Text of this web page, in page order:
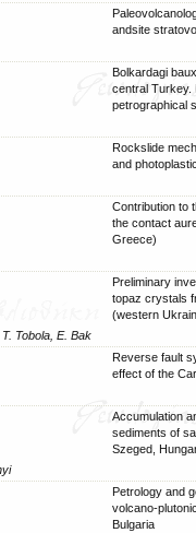
andsite
Bolkardagi
central Turkey.
petrographical
Rockslide
and
Contribution to
the contact
Greece)
Preliminary
topaz crystals
(western
Tobola, E. Bak
Reverse fault
effect of the
Accumulation
sediments of
Szeged,
Petrology and
volcano-
Bulgaria